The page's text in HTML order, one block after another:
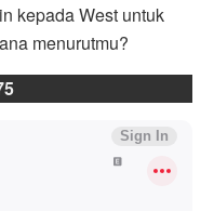
kepada West untuk
menurutmu?